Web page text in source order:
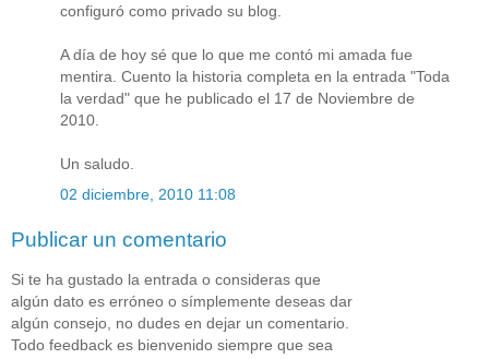
configuró como privado su blog.
A día de hoy sé que lo que me contó mi amada fue
mentira. Cuento la historia completa en la entrada "Toda
la verdad" que he publicado el 17 de Noviembre de
2010.
Un saludo.
02 diciembre, 2010 11:08
Publicar un comentario
Si te ha gustado la entrada o consideras que
algún dato es erróneo o símplemente deseas dar
algún consejo, no dudes en dejar un comentario.
Todo feedback es bienvenido siempre que sea